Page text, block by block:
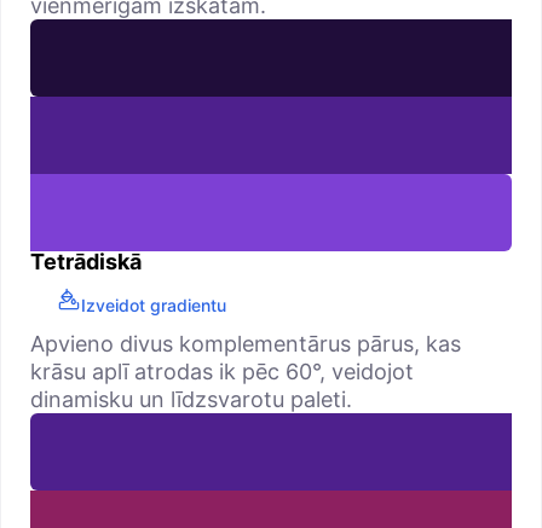
vienmērīgam izskatam.
Tetrādiskā
Izveidot gradientu
Apvieno divus komplementārus pārus, kas
krāsu aplī atrodas ik pēc 60°, veidojot
dinamisku un līdzsvarotu paleti.